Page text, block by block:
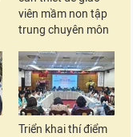
viên mầm non tập
trung chuyên môn
Triển khai thí điểm